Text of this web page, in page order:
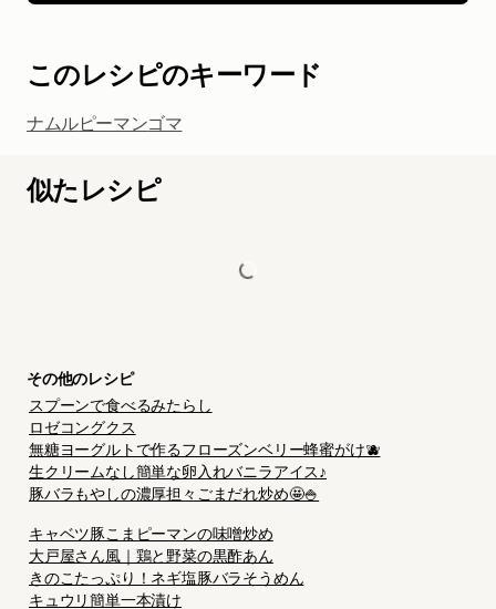
このレシピのキーワード
ナムルピーマンゴマ
似たレシピ
その他のレシピ
スプーンで食べるみたらし
ロゼコングクス
無糖ヨーグルトで作るフローズンベリー蜂蜜がけ🫐
生クリームなし簡単な卵入れバニラアイス♪
豚バラもやしの濃厚担々ごまだれ炒め🤩🍚
キャベツ豚こまピーマンの味噌炒め
大戸屋さん風｜鶏と野菜の黒酢あん
きのこたっぷり！ネギ塩豚バラそうめん
キュウリ簡単一本漬け